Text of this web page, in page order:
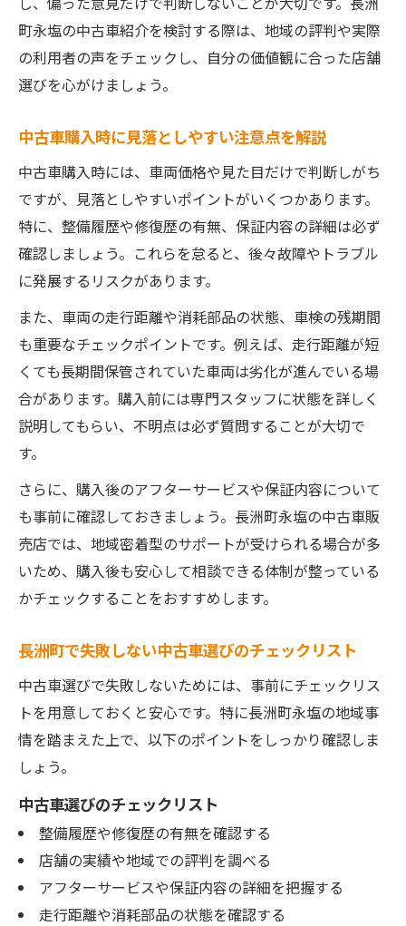
長洲町永塩で安心して中古車を選ぶ提案ポ
イント
町永塩の中古車紹介を検討する際は、地域の評判や実際
の利用者の声をチェックし、自分の価値観に合った店舗
選びを心がけましょう。
中古車購入時に見落としやすい注意点を解説
中古車購入時には、車両価格や見た目だけで判断しがち
ですが、見落としやすいポイントがいくつかあります。
特に、整備履歴や修復歴の有無、保証内容の詳細は必ず
確認しましょう。これらを怠ると、後々故障やトラブル
に発展するリスクがあります。
また、車両の走行距離や消耗部品の状態、車検の残期間
も重要なチェックポイントです。例えば、走行距離が短
くても長期間保管されていた車両は劣化が進んでいる場
合があります。購入前には専門スタッフに状態を詳しく
説明してもらい、不明点は必ず質問することが大切で
す。
さらに、購入後のアフターサービスや保証内容について
も事前に確認しておきましょう。長洲町永塩の中古車販
売店では、地域密着型のサポートが受けられる場合が多
いため、購入後も安心して相談できる体制が整っている
かチェックすることをおすすめします。
長洲町で失敗しない中古車選びのチェックリスト
中古車選びで失敗しないためには、事前にチェックリス
トを用意しておくと安心です。特に長洲町永塩の地域事
情を踏まえた上で、以下のポイントをしっかり確認しま
しょう。
中古車選びのチェックリスト
整備履歴や修復歴の有無を確認する
店舗の実績や地域での評判を調べる
アフターサービスや保証内容の詳細を把握する
走行距離や消耗部品の状態を確認する